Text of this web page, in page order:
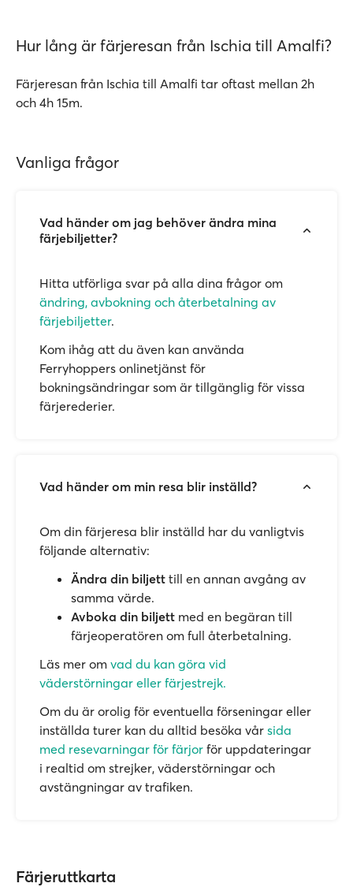
Hur lång är färjeresan från Ischia till Amalfi?
Färjeresan från Ischia till Amalfi tar oftast mellan 2h
och 4h 15m.
Vanliga frågor
Vad händer om jag behöver ändra mina
färjebiljetter?
Hitta utförliga svar på alla dina frågor om
ändring, avbokning och återbetalning av
färjebiljetter.
Kom ihåg att du även kan använda
Ferryhoppers onlinetjänst för
bokningsändringar som är tillgänglig för vissa
färjerederier.
Vad händer om min resa blir inställd?
Om din färjeresa blir inställd har du vanligtvis
följande alternativ:
Ändra din biljett till en annan avgång av
samma värde.
Avboka din biljett med en begäran till
färjeoperatören om full återbetalning.
Läs mer om vad du kan göra vid
väderstörningar eller färjestrejk.
Om du är orolig för eventuella förseningar eller
inställda turer kan du alltid besöka vår sida
med resevarningar för färjor för uppdateringar
i realtid om strejker, väderstörningar och
avstängningar av trafiken.
Färjeruttkarta